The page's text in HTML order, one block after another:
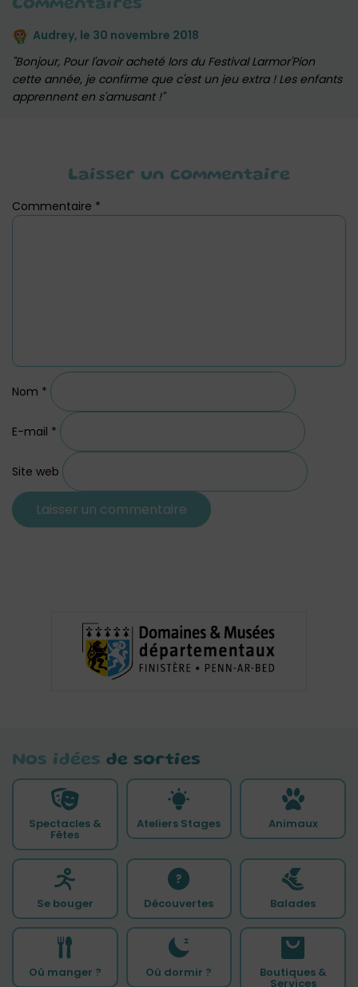
Commentaires
Audrey, le 30 novembre 2018
Bonjour, Pour l'avoir acheté lors du Festival Larmor'Pion
cette année, je confirme que c'est un jeu extra ! Les enfants
apprennent en s'amusant !
Laisser un commentaire
Commentaire *
Nom *
E-mail *
Site web
Nos idées de sorties
Spectacles &
Fêtes
Ateliers Stages Animaux
Se bouger Découvertes Balades
Où manger ? Où dormir ? Boutiques &
Services